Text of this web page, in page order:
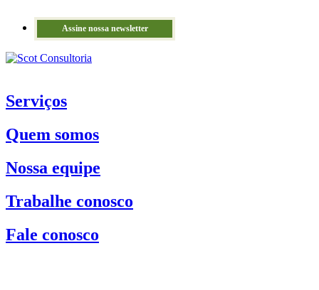
Assine nossa newsletter
Serviços
Quem somos
Nossa equipe
Trabalhe conosco
Fale conosco